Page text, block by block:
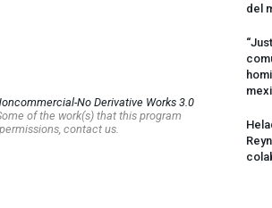
No Derivative Works 3.0
of the work(s) that this program
contact us.
del